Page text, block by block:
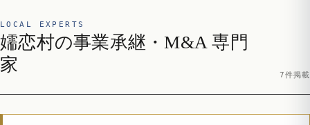
LOCAL EXPERTS
嬬恋村の事業承継・M&A 専門
家
7件掲載